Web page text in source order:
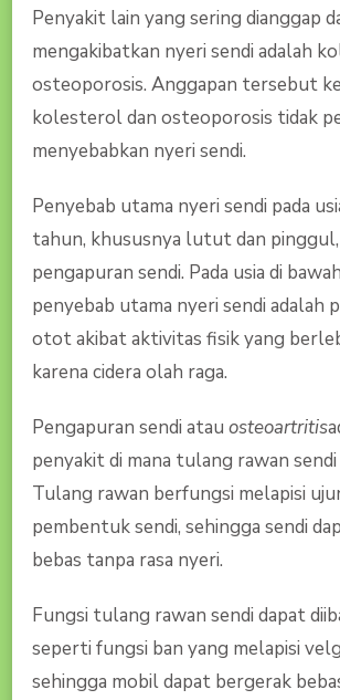
Penyakit lain yang sering dianggap
mengakibatkan nyeri sendi adalah
osteoporosis. Anggapan tersebut
kolesterol dan osteoporosis tidak
menyebabkan nyeri sendi.
Penyebab utama nyeri sendi pada
tahun, khususnya lutut dan pinggul,
pengapuran sendi. Pada usia di
penyebab utama nyeri sendi adalah
otot akibat aktivitas fisik yang
karena cidera olah raga.
Pengapuran sendi atau osteoartritis
penyakit di mana tulang rawan sendi
Tulang rawan berfungsi melapisi
pembentuk sendi, sehingga sendi
bebas tanpa rasa nyeri.
Fungsi tulang rawan sendi dapat
seperti fungsi ban yang melapisi
sehingga mobil dapat bergerak